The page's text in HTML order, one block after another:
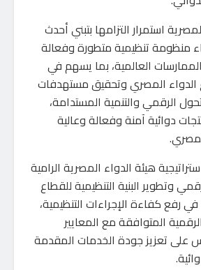
استمرار التزامها بتبني أحدث
منظومة تنظيمية متطورة وفعالة
العالمية، بما يسهم في
الدواء المصري وتحقيق مستهدفات
الرقمي والتنمية المستدامة،
دوائية آمنة وفعالة وعالية
هيئة الدواء المصرية الرامية
وتطوير البنية التنظيمية للقطاع
رفع كفاءة الإجراءات التنظيمية،
المتوافقة مع المعايير
على تعزيز جودة الخدمات المقدمة